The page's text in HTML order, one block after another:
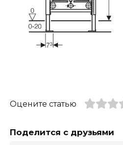
Оцените статью
Поделится с друзьями